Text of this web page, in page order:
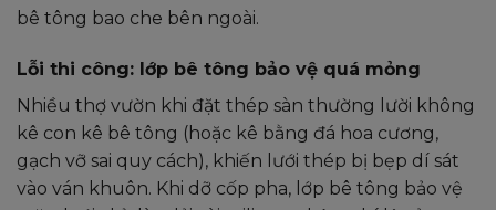
bê tông bao che bên ngoài.
Lỗi thi công: lớp bê tông bảo vệ quá mỏng
Nhiều thợ vườn khi đặt thép sàn thường lười không
kê con kê bê tông (hoặc kê bằng đá hoa cương,
gạch vỡ sai quy cách), khiến lưới thép bị bẹp dí sát
vào ván khuôn. Khi dỡ cốp pha, lớp bê tông bảo vệ